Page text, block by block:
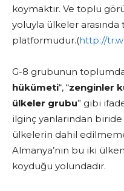
koymaktır. Ve toplu
yoluyla ülkeler
platformudur.(http://
G-8 grubunun
hükümeti“, “zenginler
ülkeler grubu” gibi
ilginç yanlarından
ülkelerin dahil
Almanya’nın bu iki
koyduğu yolundadır.